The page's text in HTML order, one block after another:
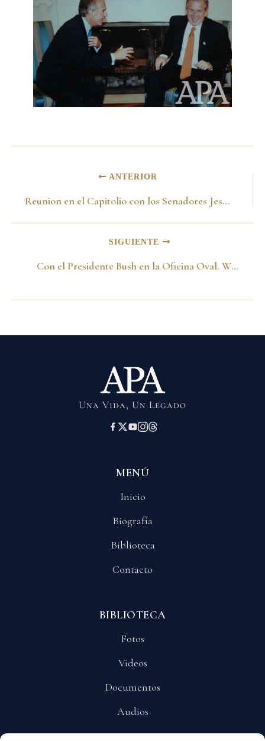
ANTERIOR
Reunion en el Capitolio con los Senadores Jesse helms y Joe Biden y el Embajador Luis Alberto Moreno. Washington 17 de abril del 2002
SIGUIENTE
Con el Presidente Bush en la Oficina Oval. Washington 18 de abril del 2002
Una Vida, Un Legado
MENÚ
Inicio
Biografía
Biblioteca
Contacto
BIBLIOTECA
Fotos
Videos
Documentos
Audios